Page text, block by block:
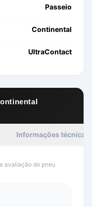
Passeio
Continental
UltraContact
Informações técnicas
avaliação do pneu